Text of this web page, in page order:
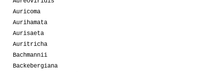
Auricoma
Aurihamata
Aurisaeta
Auritricha
Bachmannii
Backebergiana